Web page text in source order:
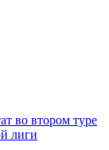
во втором туре
лиги